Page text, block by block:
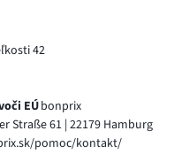
42
EÚbonprix
Straße 61 | 22179 Hamburg
pomoc/kontakt/